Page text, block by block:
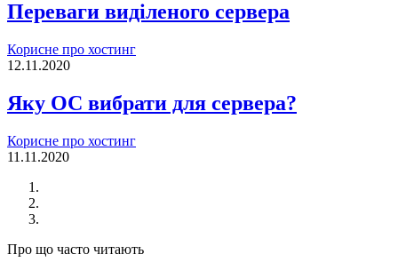
Переваги виділеного сервера
Корисне про хостинг
12.11.2020
Яку ОС вибрати для сервера?
Корисне про хостинг
11.11.2020
Про що часто читають